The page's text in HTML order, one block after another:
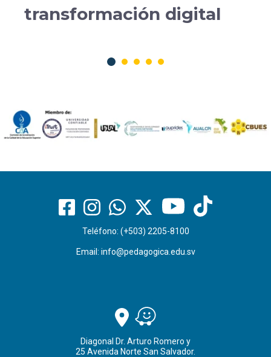
transformación digital
Teléfono: (+503) 2205-8100
Email: info@pedagogica.edu.sv
Diagonal Dr. Arturo Romero y
25 Avenida Norte San Salvador.